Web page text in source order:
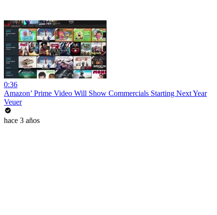
0:36
Amazon’ Prime Video Will Show Commercials Starting Next Year
Veuer
hace 3 años